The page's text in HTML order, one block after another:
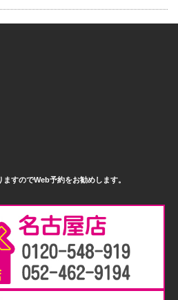
すのでWeb予約をお勧めします。